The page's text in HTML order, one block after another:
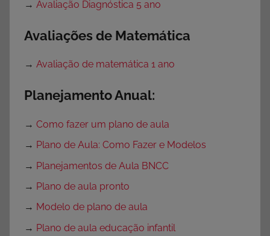
→ Avaliação Diagnóstica 5 ano
Avaliações de Matemática
→ Avaliação de matemática 1 ano
Planejamento Anual:
→ Como fazer um plano de aula
→ Plano de Aula: Como Fazer e Modelos
→ Planejamentos de Aula BNCC
→ Plano de aula pronto
→ Modelo de plano de aula
→ Plano de aula educação infantil